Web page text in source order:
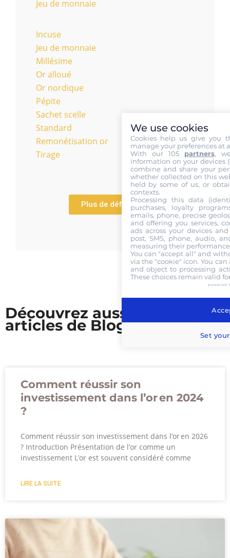
Jeu de monnaie
Incuse
Jeu de monnaie
Millésime
Or alloué
Or nordique
Pépite
Sachet scelle
Standard
Remonétisation or
Tirage
Plus de définitions
Découvrez aussi nos
articles de Blog
Comment réussir son
investissement dans l’or en 2024
?
Comment réussir son investissement dans l’or en 2026
? Introduction Présentation de l’or comme un
investissement L’or est souvent considéré comme
LIRE LA SUITE
We use cookies
Cookies help us give you
manage your preferences at
With our 105 partners,
information on your devices
combine and share your
whether collected on this
held by some of us, or
contexts.
Processing this data
purchases, loyalty
emails, phone, precise
and offering you services,
ads across your devices
post, SMS, phone, audio,
measuring their
You can "accept all" and
via the "cookie" icon. You
and object to processing
These choices remain valid
powered
Set